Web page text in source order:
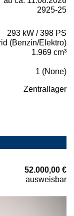
2925-25
293 kW / 398 PS
(Benzin/Elektro)
1.969 cm³
1 (None)
Zentrallager
52.000,00 €
ausweisbar